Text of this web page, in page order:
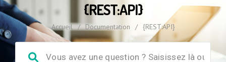
{REST:API}
Accueil / Documentation / {REST:API}